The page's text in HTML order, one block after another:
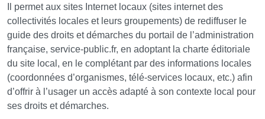
Il permet aux sites Internet locaux (sites internet des
collectivités locales et leurs groupements) de rediffuser le
guide des droits et démarches du portail de l’administration
française, service-public.fr, en adoptant la charte éditoriale
du site local, en le complétant par des informations locales
(coordonnées d’organismes, télé-services locaux, etc.) afin
d’offrir à l’usager un accès adapté à son contexte local pour
ses droits et démarches.